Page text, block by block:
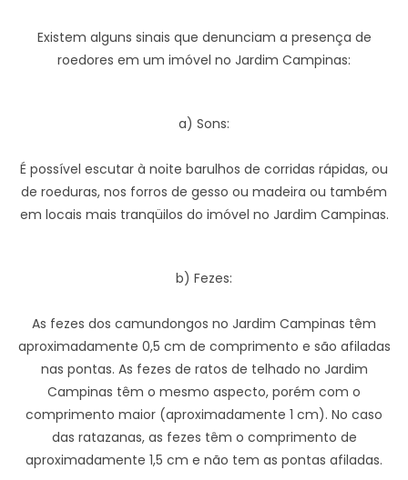
Existem alguns sinais que denunciam a presença de
roedores em um imóvel no Jardim Campinas:
a) Sons:
É possível escutar à noite barulhos de corridas rápidas, ou
de roeduras, nos forros de gesso ou madeira ou também
em locais mais tranqüilos do imóvel no Jardim Campinas.
b) Fezes:
As fezes dos camundongos no Jardim Campinas têm
aproximadamente 0,5 cm de comprimento e são afiladas
nas pontas. As fezes de ratos de telhado no Jardim
Campinas têm o mesmo aspecto, porém com o
comprimento maior (aproximadamente 1 cm). No caso
das ratazanas, as fezes têm o comprimento de
aproximadamente 1,5 cm e não tem as pontas afiladas.